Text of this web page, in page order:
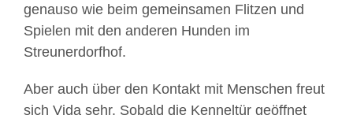
genauso wie beim gemeinsamen Flitzen und
Spielen mit den anderen Hunden im
Streunerdorfhof.
Aber auch über den Kontakt mit Menschen freut
sich Vida sehr. Sobald die Kenneltür geöffnet